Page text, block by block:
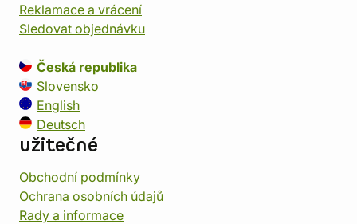
Reklamace a vrácení
Sledovat objednávku
Česká republika
Slovensko
English
Deutsch
užitečné
Obchodní podmínky
Ochrana osobních údajů
Rady a informace